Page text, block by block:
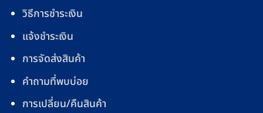
วิธีการชำระเงิน
แจ้งชำระเงิน
การจัดส่งสินค้า
คำถามที่พบบ่อย
การเปลี่ยน/คืนสินค้า